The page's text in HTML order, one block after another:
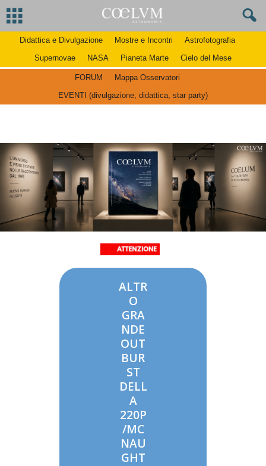
Didattica e Divulgazione Mostre e Incontri
Astrofotografia
Supernovae
NASA Pianeta Marte Cielo del Mese
FORUM
Mappa Osservatori
EVENTI (divulgazione, didattica, star party)
ALTR
O
GRA
NDE
OUT
BUR
ST
DELL
A
220P
/MC
NAU
GHT